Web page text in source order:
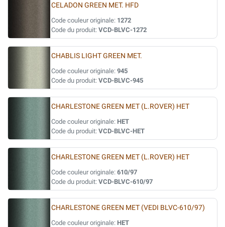
CELADON GREEN MET. HFD
Code couleur originale: 1272
Code du produit: VCD-BLVC-1272
CHABLIS LIGHT GREEN MET.
Code couleur originale: 945
Code du produit: VCD-BLVC-945
CHARLESTONE GREEN MET (L.ROVER) HET
Code couleur originale: HET
Code du produit: VCD-BLVC-HET
CHARLESTONE GREEN MET (L.ROVER) HET
Code couleur originale: 610/97
Code du produit: VCD-BLVC-610/97
CHARLESTONE GREEN MET (VEDI BLVC-610/97)
Code couleur originale: HET